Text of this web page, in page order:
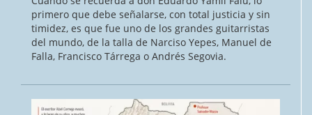
primero que debe señalarse, con total justicia y sin
timidez, es que fue uno de los grandes guitarristas
del mundo, de la talla de Narciso Yepes, Manuel de
Falla, Francisco Tárrega o Andrés Segovia.